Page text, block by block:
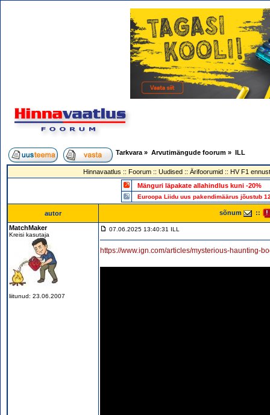
Tarkvara » Arvutimängude foorum » ILL
Hinnavaatlus :: Foorum:: Uudised:: Ärifoorumid:: HV F1
Mänguri läpakate allahindlus kuni -20%
Euroopa Liidu uus pakendimäärus jõustub
autor sõnum ::
MatchMaker
Kreisi kasutaja
liitunud: 23.06.2007
07.06.2025 13:40:31 ILL
https://www.ign.com/articles/mysterious-haunting-